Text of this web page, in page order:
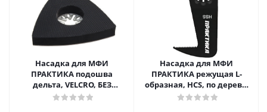
Насадка для МФИ
ПРАКТИКА подошва
дельта, VELCRO, БЕЗ
отверстий, для
Насадка для МФИ
ПРАКТИКА режущая L-
образная, HCS, по дереву,
28 мм, мелкий зуб для